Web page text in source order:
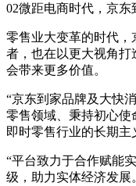
02微距电商时代，京
零售业大变革的时代
者，也在以更大视角
会带来更多价值。
“京东到家品牌及大快
零售领域、秉持初心
即时零售行业的长期主
“平台致力于合作赋能
级，助力实体经济发展